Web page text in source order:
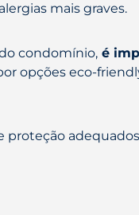
mais graves.
condomínio, é
opções eco-